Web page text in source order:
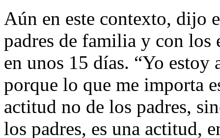
Aún en este contexto, dijo
padres de familia y con los
en unos 15 días. “Yo
porque lo que me importa
actitud no de los padres,
los padres, es una actitud,